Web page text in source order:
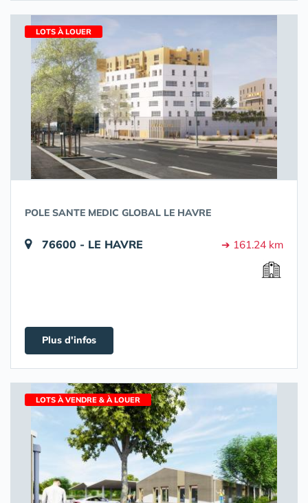
LOTS À LOUER
POLE SANTE MEDIC GLOBAL LE HAVRE
76600 - LE HAVRE ➔ 161.24 km
Plus d'infos
LOTS À VENDRE & À LOUER